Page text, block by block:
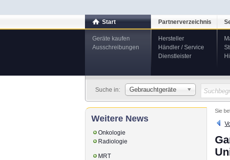
Start
Geräte kaufen
Ausschreibungen
Partnerverzeichnis
Hersteller
Händler / Service
Dienstleister
Suche in: Gebrauchtgeräte
Sie
Weitere News
Onkologie
Radiologie
MRT